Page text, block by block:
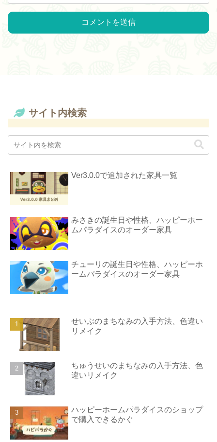
サイト内検索
Ver3.0.0で追加された家具一覧
みさきの誕生日や性格、ハッピーホー
ムパラダイスのオーダー家具
チューリの誕生日や性格、ハッピーホ
ームパラダイスのオーダー家具
せいぶのまちなみの入手方法、色違い
リメイク
ちゅうせいのまちなみの入手方法、色
違いリメイク
ハッピーホームパラダイスのショップ
で購入できるかぐ